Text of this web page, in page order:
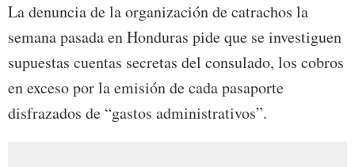
La denuncia de la organización de catrachos la
semana pasada en Honduras pide que se investiguen
supuestas cuentas secretas del consulado, los cobros
en exceso por la emisión de cada pasaporte
disfrazados de “gastos administrativos”.